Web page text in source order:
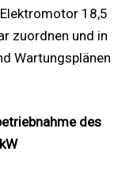
18,5
zuordnen und in
Wartungsplänen
des